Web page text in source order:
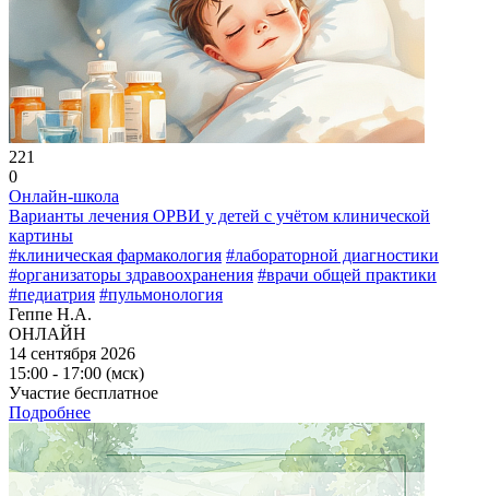
221
0
Онлайн-школа
Варианты лечения ОРВИ у детей с учётом клинической
картины
#клиническая фармакология #лабораторной диагностики
#организаторы здравоохранения #врачи общей практики
#педиатрия #пульмонология
Геппе Н.А.
ОНЛАЙН
14 сентября 2026
15:00 - 17:00 (мск)
Участие бесплатное
Подробнее